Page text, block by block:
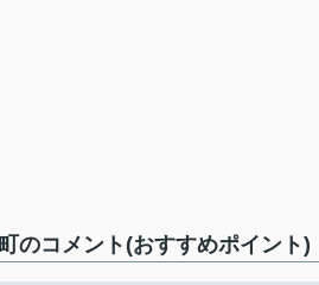
のコメント(おすすめポイント)